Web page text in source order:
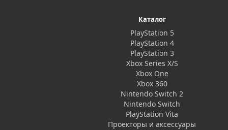
Каталог
PlayStation 5
PlayStation 4
PlayStation 3
Xbox Series X/S
Xbox One
Xbox 360
Nintendo Switch 2
Nintendo Switch
PlayStation Vita
Проекторы и аксессуары